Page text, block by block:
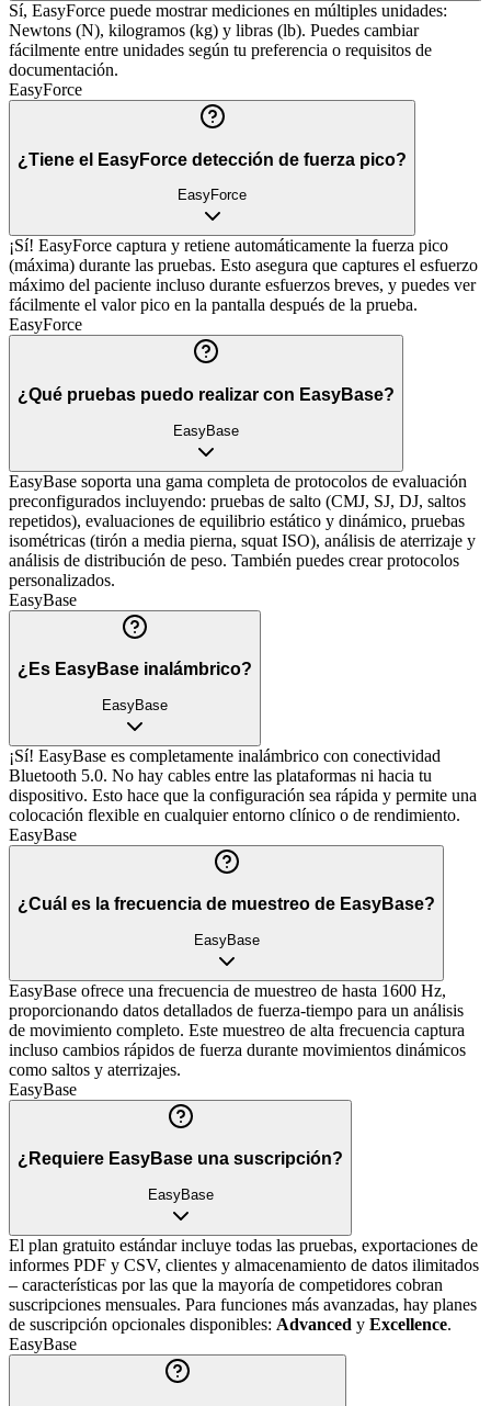
Sí, EasyForce puede mostrar mediciones en múltiples unidades:
Newtons (N), kilogramos (kg) y libras (lb). Puedes cambiar
fácilmente entre unidades según tu preferencia o requisitos de
documentación.
EasyForce
¿Tiene el EasyForce detección de fuerza pico?
EasyForce
¡Sí! EasyForce captura y retiene automáticamente la fuerza pico
(máxima) durante las pruebas. Esto asegura que captures el esfuerzo
máximo del paciente incluso durante esfuerzos breves, y puedes ver
fácilmente el valor pico en la pantalla después de la prueba.
EasyForce
¿Qué pruebas puedo realizar con EasyBase?
EasyBase
EasyBase soporta una gama completa de protocolos de evaluación
preconfigurados incluyendo: pruebas de salto (CMJ, SJ, DJ, saltos
repetidos), evaluaciones de equilibrio estático y dinámico, pruebas
isométricas (tirón a media pierna, squat ISO), análisis de aterrizaje y
análisis de distribución de peso. También puedes crear protocolos
personalizados.
EasyBase
¿Es EasyBase inalámbrico?
EasyBase
¡Sí! EasyBase es completamente inalámbrico con conectividad
Bluetooth 5.0. No hay cables entre las plataformas ni hacia tu
dispositivo. Esto hace que la configuración sea rápida y permite una
colocación flexible en cualquier entorno clínico o de rendimiento.
EasyBase
¿Cuál es la frecuencia de muestreo de EasyBase?
EasyBase
EasyBase ofrece una frecuencia de muestreo de hasta 1600 Hz,
proporcionando datos detallados de fuerza-tiempo para un análisis
de movimiento completo. Este muestreo de alta frecuencia captura
incluso cambios rápidos de fuerza durante movimientos dinámicos
como saltos y aterrizajes.
EasyBase
¿Requiere EasyBase una suscripción?
EasyBase
El plan gratuito estándar incluye todas las pruebas, exportaciones de
informes PDF y CSV, clientes y almacenamiento de datos ilimitados
– características por las que la mayoría de competidores cobran
suscripciones mensuales. Para funciones más avanzadas, hay planes
de suscripción opcionales disponibles: Advanced y Excellence.
EasyBase